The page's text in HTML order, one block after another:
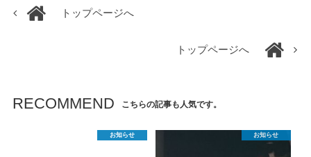
トップページへ
トップページへ
RECOMMEND こちらの記事も人気です。
お知らせ お知らせ